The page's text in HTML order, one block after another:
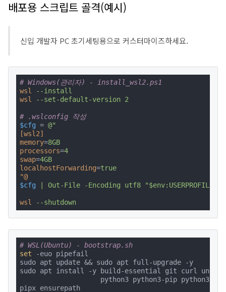
배포용 스크립트 골격(예시)
신입 개발자 PC 초기세팅용으로 커스터마이즈하세요.
# Windows(관리자) - install_wsl2.ps1
wsl
--install
wsl
--set-default-version 2
# .wslconfig 작성
$cfg = @"
[wsl2]
memory=8GB
processors=4
swap=4GB
localhostForwarding=true
"@
$cfg
| Out-File -Encoding utf8
wsl --shutdown
# WSL(Ubuntu) - bootstrap.sh
set -euo pipefail
sudo apt update && sudo apt full-upgrade -y
sudo apt install -y build-essential git curl unzip
python3 python3-pip python3-